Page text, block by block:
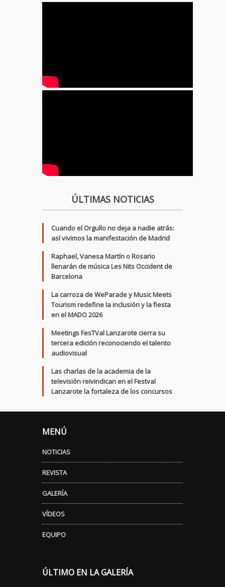
ÚLTIMAS NOTICIAS
Cuando el Orgullo no deja a nadie atrás:
así vivimos la manifestación de Madrid
Raphael, Vanesa Martín o Rosario
llenarán de música Les Nits Occident de
Barcelona
La carroza de WeParade y Music Meets
Tourism redefine la inclusión y la fiesta
en el MADO 2026
Meetings FesTVal Lanzarote cierra su
tercera edición reconociendo el talento
audiovisual
Las charlas de la academia de la
televisión reivindican en el Festval
Lanzarote la fortaleza de los concursos
MENÚ
NOTICIAS
REVISTA
GALERÍA
VÍDEOS
EQUIPO
ÚLTIMO EN LA GALERÍA